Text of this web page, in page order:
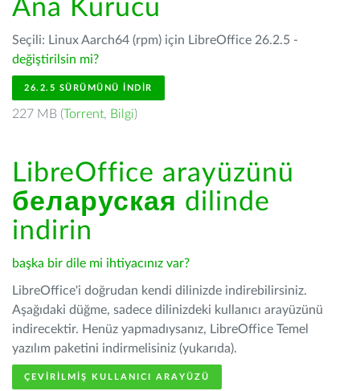
Ana Kurucu
Seçili: Linux Aarch64 (rpm) için LibreOffice 26.2.5 -
değiştirilsin mi?
26.2.5 SÜRÜMÜNÜ İNDIR
227 MB (Torrent, Bilgi)
LibreOffice arayüzünü
беларуская dilinde
indirin
başka bir dile mi ihtiyacınız var?
LibreOffice'i doğrudan kendi dilinizde indirebilirsiniz.
Aşağıdaki düğme, sadece dilinizdeki kullanıcı arayüzünü
indirecektir. Henüz yapmadıysanız, LibreOffice Temel
yazılım paketini indirmelisiniz (yukarıda).
ÇEVIRILMIŞ KULLANICI ARAYÜZÜ